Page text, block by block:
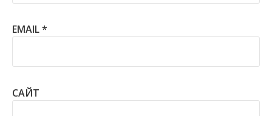
EMAIL*
САЙТ